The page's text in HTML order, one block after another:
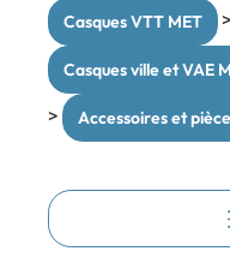
Casques VTT MET >
Casques ville et VAE
> Accessoires et